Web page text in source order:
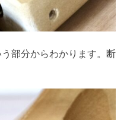
部分からわかります。断